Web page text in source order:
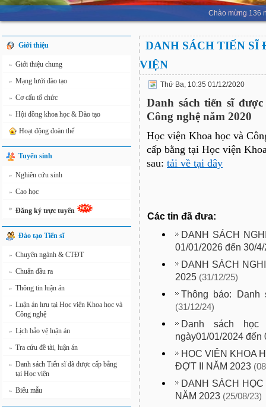
Chào mừng 136
Giới thiệu
» Giới thiệu chung
» Mạng lưới đào tạo
» Cơ cấu tổ chức
» Hội đồng khoa học & Đào tạo
Hoạt động đoàn thể
Tuyển sinh
» Nghiên cứu sinh
» Cao học
» Đăng ký trực tuyến
Đào tạo Tiến sĩ
» Chuyên ngành & CTĐT
» Chuẩn đầu ra
» Thông tin luận án
» Luận án lưu tại Học viện Khoa học và
Công nghệ
» Lịch bảo vệ luận án
» Tra cứu đề tài, luận án
» Danh sách Tiến sĩ đã được cấp bằng
tại Học viện
» Biểu mẫu
DANH SÁCH TIẾN SĨ
VIỆN
Thứ Ba, 10:35 01/12/2020
Danh sách tiến sĩ
Công nghệ năm 2020
Học viện Khoa học và
cấp bằng tại Học viện
sau: tải về tại đây
Các tin đã đưa:
DANH SÁCH
01/01/2026 đến 30/
DANH SÁCH
2025 (31/12/25)
Thông báo:
(31/12/24)
Danh sách
ngày01/01/2024 đến
HỌC VIỆN KHOA
ĐỢT II NĂM 2023
DANH SÁCH
NĂM 2023 (25/08/23)